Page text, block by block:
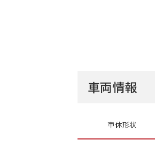
車両情報
車体形状